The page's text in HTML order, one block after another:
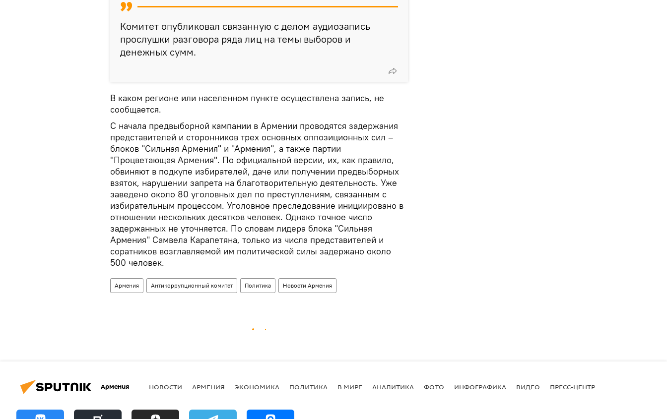
Комитет опубликовал связанную с делом аудиозапись
прослушки разговора ряда лиц на темы выборов и
денежных сумм.
В каком регионе или населенном пункте осуществлена запись, не
сообщается.
С начала предвыборной кампании в Армении проводятся задержания
представителей и сторонников трех основных оппозиционных сил –
блоков "Сильная Армения" и "Армения", а также партии
"Процветающая Армения". По официальной версии, их, как правило,
обвиняют в подкупе избирателей, даче или получении предвыборных
взяток, нарушении запрета на благотворительную деятельность. Уже
заведено около 80 уголовных дел по преступлениям, связанным с
избирательным процессом. Уголовное преследование инициировано в
отношении нескольких десятков человек. Однако точное число
задержанных не уточняется. По словам лидера блока "Сильная
Армения" Самвела Карапетяна, только из числа представителей и
соратников возглавляемой им политической силы задержано около
500 человек.
Армения Антикоррупционный комитет Политика Новости Армения
Армения НОВОСТИ АРМЕНИЯ ЭКОНОМИКА ПОЛИТИКА В МИРЕ АНАЛИТИКА ФОТО ИНФОГРАФИКА ВИДЕО ПРЕСС-ЦЕНТР